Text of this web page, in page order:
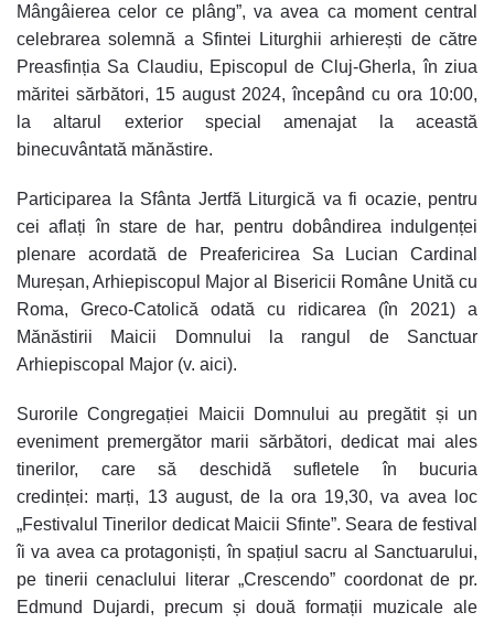
Mângâierea celor ce plâng”, va avea ca moment central
celebrarea solemnă a Sfintei Liturghii arhierești de către
Preasfinția Sa Claudiu, Episcopul de Cluj-Gherla, în ziua
măritei sărbători, 15 august 2024, începând cu ora 10:00,
la altarul exterior special amenajat la această
binecuvântată mănăstire.
Participarea la Sfânta Jertfă Liturgică va fi ocazie, pentru
cei aflați în stare de har, pentru dobândirea indulgenței
plenare acordată de Preafericirea Sa Lucian Cardinal
Mureșan, Arhiepiscopul Major al Bisericii Române Unită cu
Roma, Greco-Catolică odată cu ridicarea (în 2021) a
Mănăstirii Maicii Domnului la rangul de Sanctuar
Arhiepiscopal Major (v. aici).
Surorile Congregației Maicii Domnului au pregătit și un
eveniment premergător marii sărbători, dedicat mai ales
tinerilor, care să deschidă sufletele în bucuria
credinței: marți, 13 august, de la ora 19,30, va avea loc
„Festivalul Tinerilor dedicat Maicii Sfinte”. Seara de festival
îi va avea ca protagoniști, în spațiul sacru al Sanctuarului,
pe tinerii cenaclului literar „Crescendo” coordonat de pr.
Edmund Dujardi, precum și două formații muzicale ale